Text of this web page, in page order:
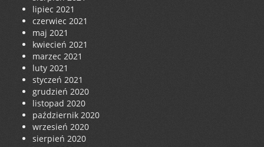
lipiec 2021
czerwiec 2021
maj 2021
kwiecień 2021
marzec 2021
luty 2021
styczeń 2021
grudzień 2020
listopad 2020
październik 2020
wrzesień 2020
sierpień 2020